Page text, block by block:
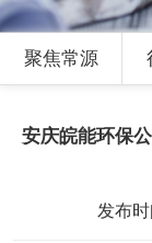
聚焦常源
安庆皖能环保
发布